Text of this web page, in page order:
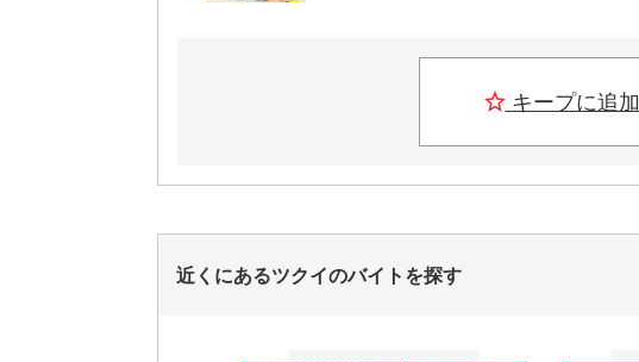
キープに追加
近くにあるツクイのバイトを探す